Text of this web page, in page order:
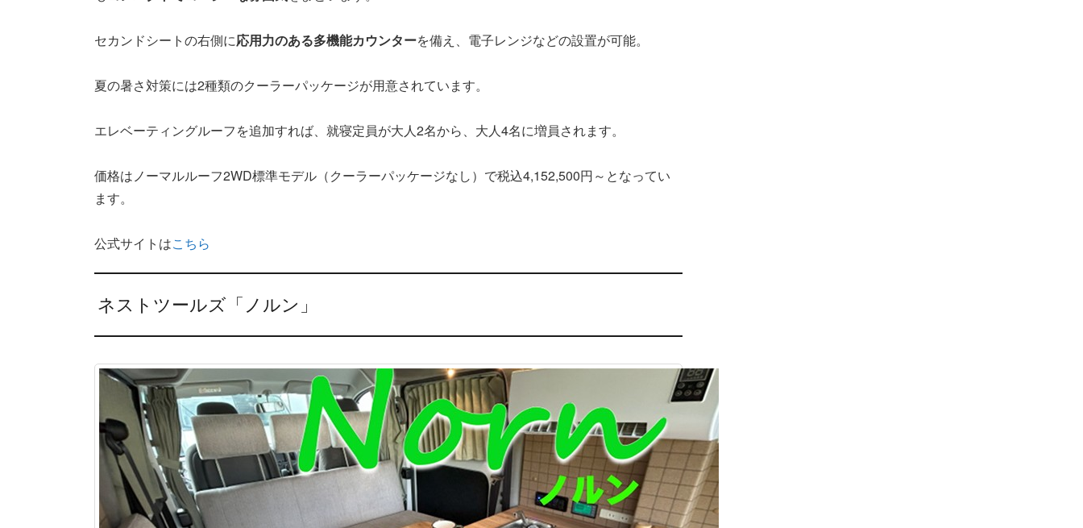
セカンドシートの右側に応用力のある多機能カウンターを備え、電子レンジなどの設置が可能。
夏の暑さ対策には2種類のクーラーパッケージが用意されています。
エレベーティングルーフを追加すれば、就寝定員が大人2名から、大人4名に増員されます。
価格はノーマルルーフ2WD標準モデル（クーラーパッケージなし）で税込4,152,500円～となってい
ます。
公式サイトはこちら
ネストツールズ「ノルン」